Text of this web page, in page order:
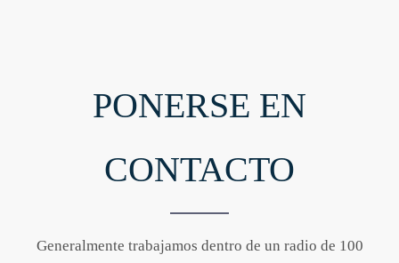
PONERSE EN
CONTACTO
Generalmente trabajamos dentro de un radio de 100